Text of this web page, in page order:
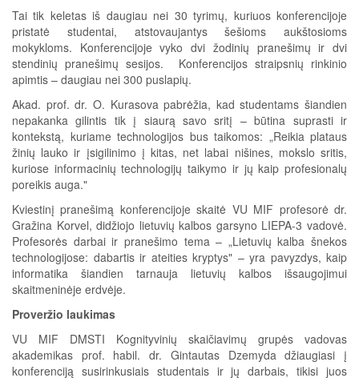
Tai tik keletas iš daugiau nei 30 tyrimų, kuriuos konferencijoje
pristatė studentai, atstovaujantys šešioms aukštosioms
mokykloms. Konferencijoje vyko dvi žodinių pranešimų ir dvi
stendinių pranešimų sesijos. Konferencijos straipsnių rinkinio
apimtis – daugiau nei 300 puslapių.
Akad. prof. dr. O. Kurasova pabrėžia, kad studentams šiandien
nepakanka gilintis tik į siaurą savo sritį – būtina suprasti ir
kontekstą, kuriame technologijos bus taikomos: „Reikia plataus
žinių lauko ir įsigilinimo į kitas, net labai nišines, mokslo sritis,
kuriose informacinių technologijų taikymo ir jų kaip profesionalų
poreikis auga."
Kviestinį pranešimą konferencijoje skaitė VU MIF profesorė dr.
Gražina Korvel, didžiojo lietuvių kalbos garsyno LIEPA-3 vadovė.
Profesorės darbai ir pranešimo tema – „Lietuvių kalba šnekos
technologijose: dabartis ir ateities kryptys" – yra pavyzdys, kaip
informatika šiandien tarnauja lietuvių kalbos išsaugojimui
skaitmeninėje erdvėje.
Proveržio laukimas
VU MIF DMSTI Kognityvinių skaičiavimų grupės vadovas
akademikas prof. habil. dr. Gintautas Dzemyda džiaugiasi į
konferenciją susirinkusiais studentais ir jų darbais, tikisi juos